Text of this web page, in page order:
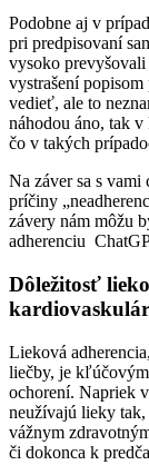
Podobne aj v
pri predpisovaní
vysoko prevyšovali
vystrašení
vedieť, ale to
náhodou áno, tak
čo v takých
Na záver sa s
príčiny
závery nám môžu
adherenciu
Dôležitosť
Lieková
liečby, je
ochorení. Napriek
neužívajú lieky
vážnym
či dokonca k